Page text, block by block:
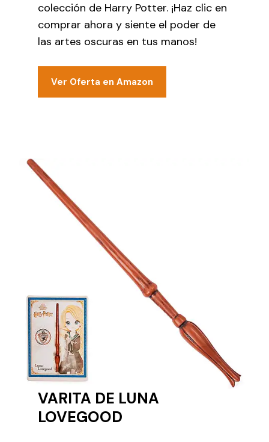
colección de Harry Potter. ¡Haz clic en
comprar ahora y siente el poder de
las artes oscuras en tus manos!
Ver Oferta en Amazon
VARITA DE LUNA
LOVEGOOD